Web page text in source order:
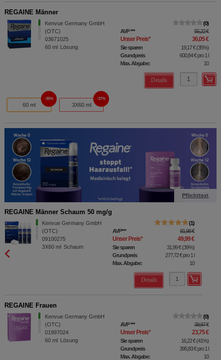
REGAINE Männer
Kenvue Germany GmbH
(OTC)
03671025
60 ml Lösung
0
AVP*** 55,22 €
Unser Preis* 36,05 €
Sie sparen 19,17 €(35%)
Grundpreis
600,84 €pro 1 l
Max. Abgabe:
10
Details
60 ml
35%
3X60 ml
37%
Pflichttext
REGAINE Männer Schaum 50 mg/g
Kenvue Germany GmbH
(OTC)
09100275
3X60 ml Schaum
1
AVP*** 81,98 €
Unser Preis* 49,99 €
Sie sparen 31,99 € (39%)
Grundpreis
277,72 €pro 1 l
Max. Abgabe:
10
Details
REGAINE Frauen
Kenvue Germany GmbH
(OTC)
01997024
60 ml Lösung
0
AVP*** 39,97 €
Unser Preis* 23,75 €
Sie sparen 16,22 €(41%)
Grundpreis
395,83 €pro 1 l
Max. Abgabe:
10